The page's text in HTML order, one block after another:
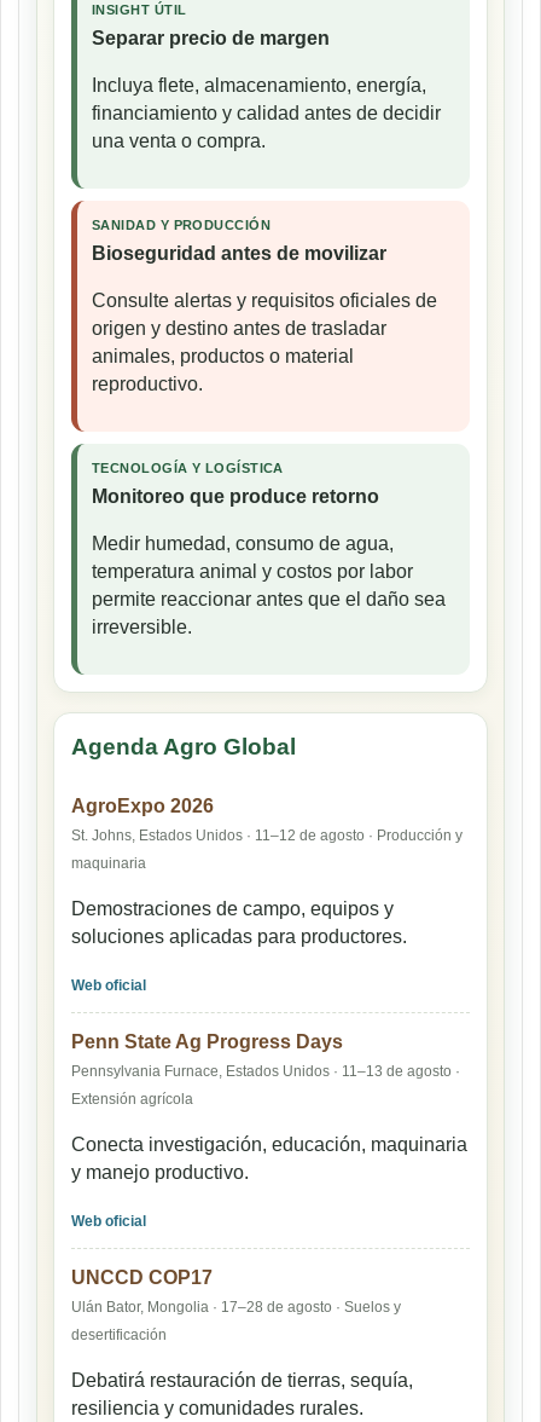
INSIGHT ÚTIL
Separar precio de margen
Incluya flete, almacenamiento, energía,
financiamiento y calidad antes de decidir
una venta o compra.
SANIDAD Y PRODUCCIÓN
Bioseguridad antes de movilizar
Consulte alertas y requisitos oficiales de
origen y destino antes de trasladar
animales, productos o material
reproductivo.
TECNOLOGÍA Y LOGÍSTICA
Monitoreo que produce retorno
Medir humedad, consumo de agua,
temperatura animal y costos por labor
permite reaccionar antes que el daño sea
irreversible.
Agenda Agro Global
AgroExpo 2026
St. Johns, Estados Unidos · 11–12 de agosto · Producción y
maquinaria
Demostraciones de campo, equipos y
soluciones aplicadas para productores.
Web oficial
Penn State Ag Progress Days
Pennsylvania Furnace, Estados Unidos · 11–13 de agosto ·
Extensión agrícola
Conecta investigación, educación, maquinaria
y manejo productivo.
Web oficial
UNCCD COP17
Ulán Bator, Mongolia · 17–28 de agosto · Suelos y
desertificación
Debatirá restauración de tierras, sequía,
resiliencia y comunidades rurales.